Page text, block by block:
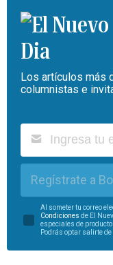
Los artículos más
columnistas e
Regístrate a
Al someter tu correo
Condiciones de El
especiales de
Podrás optar salirte